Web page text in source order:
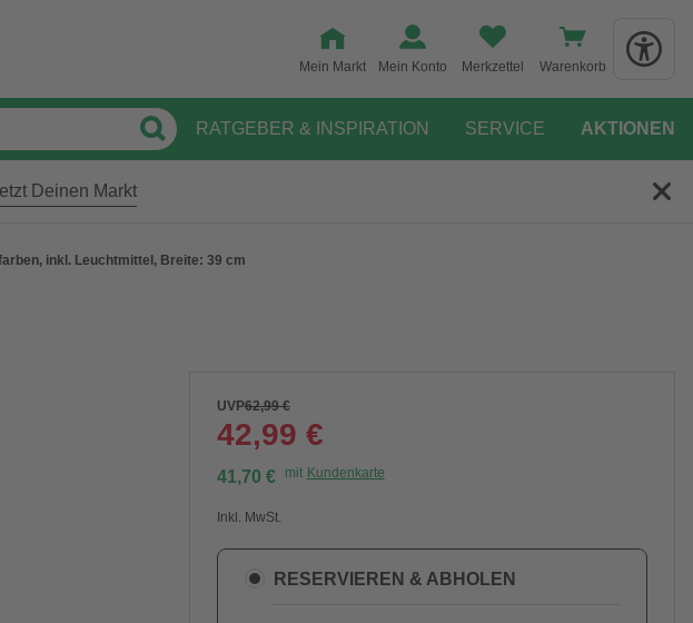
Mein Markt Mein Konto Merkzettel Warenkorb
RATGEBER & INSPIRATION SERVICE AKTIONEN
Deinen Markt
inkl. Leuchtmittel, Breite: 39 cm
UVP62,99 €
42,99 €
41,70 € mit Kundenkarte
Inkl. MwSt.
RESERVIEREN & ABHOLEN